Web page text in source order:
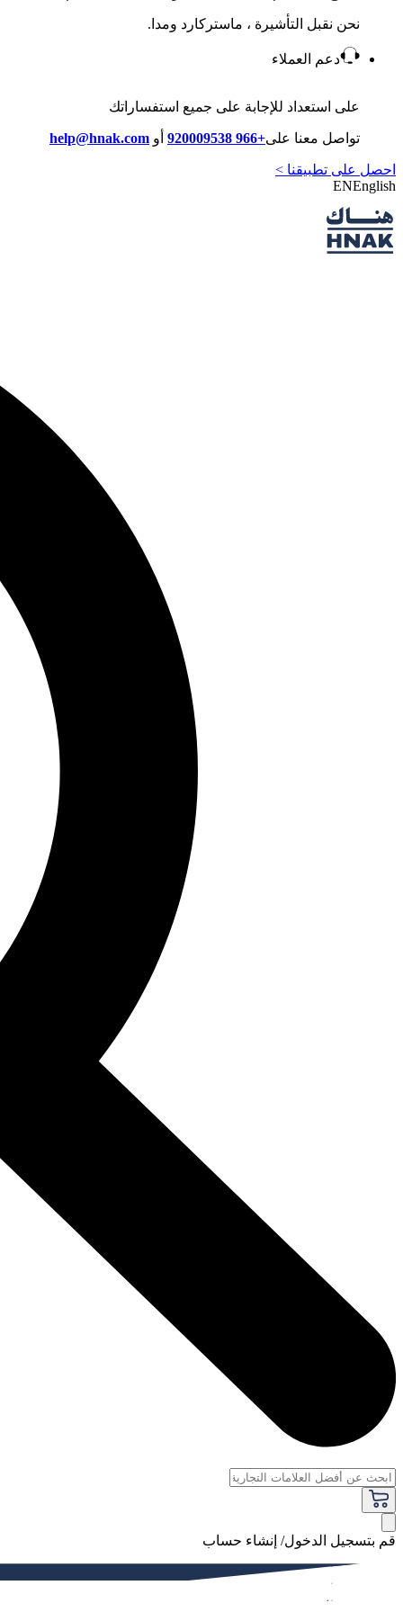
نحن نقبل التأشيرة ، ماستركارد ومدا.
دعم العملاء
على استعداد للإجابة على جميع استفساراتك
تواصل معنا على+966 920009538 أو help@hnak.com
احصل على تطبيقنا >
ENEnglish
قم بتسجيل الدخول/ إنشاء حساب
فاخر
النساء
الرجال